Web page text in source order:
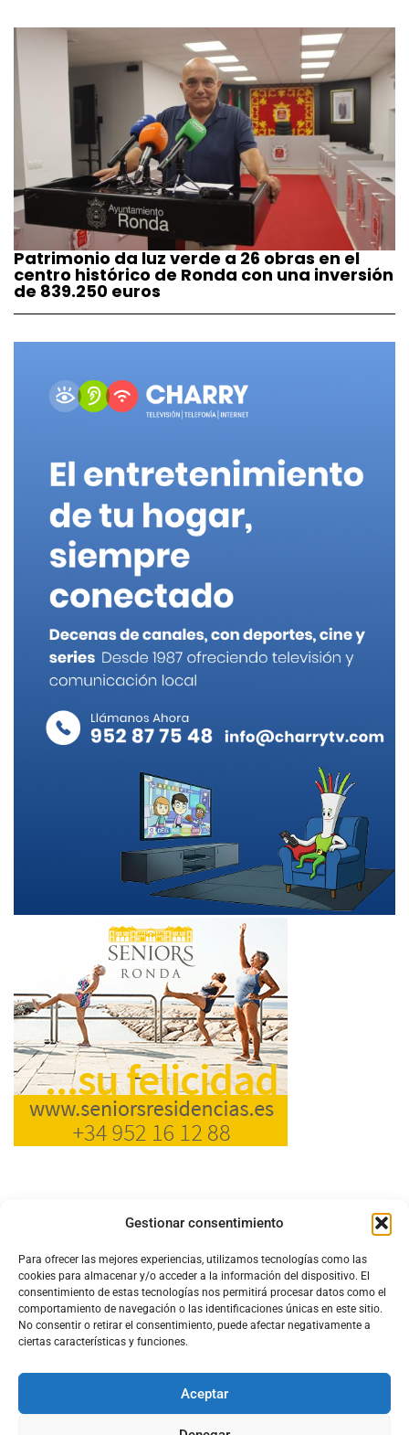
Gestionar consentimiento
Para ofrecer las mejores experiencias, utilizamos tecnologías como las
cookies para almacenar y/o acceder a la información del dispositivo. El
consentimiento de estas tecnologías nos permitirá procesar datos como el
comportamiento de navegación o las identificaciones únicas en este sitio.
No consentir o retirar el consentimiento, puede afectar negativamente a
ciertas características y funciones.
Aceptar
Patrimonio da luz verde a 26 obras en el
centro histórico de Ronda con una inversión
de 839.250 euros